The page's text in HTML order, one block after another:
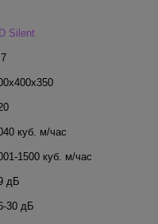
Silent
куб. м/час
1500 куб. м/час
дБ
30 дБ